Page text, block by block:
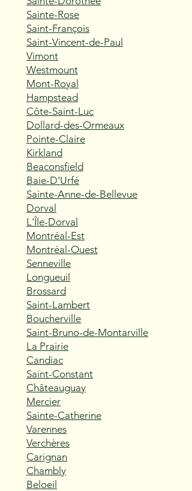
Sainte-Rose
Saint-François
Saint-Vincent-de-Paul
Vimont
Westmount
Mont-Royal
Hampstead
Côte-Saint-Luc
Dollard-des-Ormeaux
Pointe-Claire
Kirkland
Beaconsfield
Baie-D'Urfé
Sainte-Anne-de-Bellevue
Dorval
L'Île-Dorval
Montréal-Est
Montréal-Ouest
Senneville
Longueuil
Brossard
Saint-Lambert
Boucherville
Saint-Bruno-de-Montarville
La Prairie
Candiac
Saint-Constant
Châteauguay
Mercier
Sainte-Catherine
Varennes
Verchères
Carignan
Chambly
Beloeil